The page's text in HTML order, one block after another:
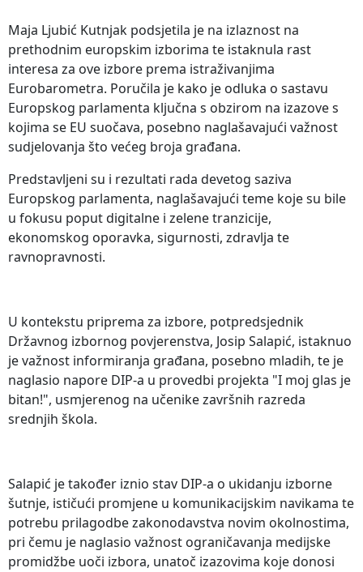
Maja Ljubić Kutnjak podsjetila je na izlaznost na
prethodnim europskim izborima te istaknula rast
interesa za ove izbore prema istraživanjima
Eurobarometra. Poručila je kako je odluka o sastavu
Europskog parlamenta ključna s obzirom na izazove s
kojima se EU suočava, posebno naglašavajući važnost
sudjelovanja što većeg broja građana.
Predstavljeni su i rezultati rada devetog saziva
Europskog parlamenta, naglašavajući teme koje su bile
u fokusu poput digitalne i zelene tranzicije,
ekonomskog oporavka, sigurnosti, zdravlja te
ravnopravnosti.
U kontekstu priprema za izbore, potpredsjednik
Državnog izbornog povjerenstva, Josip Salapić, istaknuo
je važnost informiranja građana, posebno mladih, te je
naglasio napore DIP-a u provedbi projekta "I moj glas je
bitan!", usmjerenog na učenike završnih razreda
srednjih škola.
Salapić je također iznio stav DIP-a o ukidanju izborne
šutnje, ističući promjene u komunikacijskim navikama te
potrebu prilagodbe zakonodavstva novim okolnostima,
pri čemu je naglasio važnost ograničavanja medijske
promidžbe uoči izbora, unatoč izazovima koje donosi